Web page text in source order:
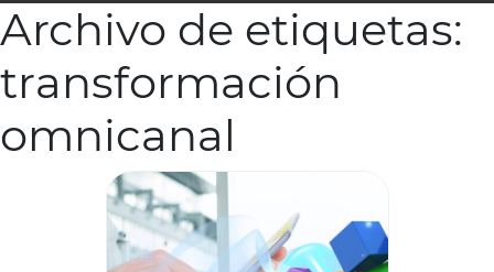
Archivo de etiquetas:
transformación
omnicanal